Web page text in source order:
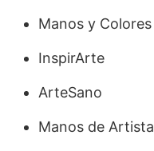
Manos y Colores
InspirArte
ArteSano
Manos de Artista